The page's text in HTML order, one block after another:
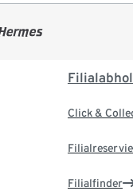
Click &
Filialfinder